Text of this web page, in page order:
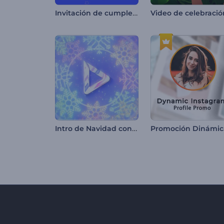
Invitación de cumpleaños colorida
Intro de Navidad con copos de nieve